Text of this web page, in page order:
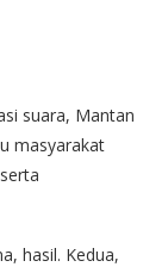
suara, Mantan
masyarakat
hasil. Kedua,